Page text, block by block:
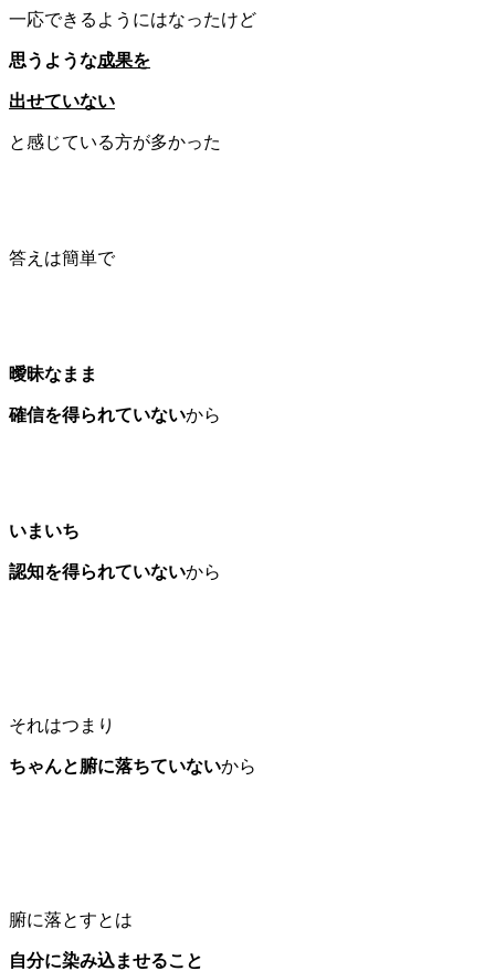
一応できるようにはなったけど
思うような成果を
出せていない
と感じている方が多かった
答えは簡単で
曖昧なまま
確信を得られていないから
いまいち
認知を得られていないから
それはつまり
ちゃんと腑に落ちていないから
腑に落とすとは
自分に染み込ませること